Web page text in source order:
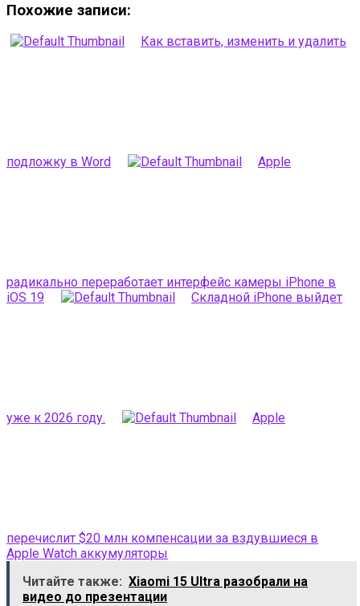
Похожие записи:
Как вставить, изменить и удалить
подложку в Word Apple
радикально переработает интерфейс камеры iPhone в
iOS 19
Складной iPhone выйдет
уже к 2026 году. Apple
перечислит $20 млн компенсации за вздувшиеся в
Apple Watch аккумуляторы
Читайте также: Xiaomi 15 Ultra разобрали на
видео до презентации